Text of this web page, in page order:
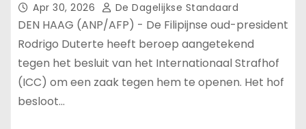
Apr 30, 2026 De Dagelijkse Standaard
DEN HAAG (ANP/AFP) - De Filipijnse oud-president
Rodrigo Duterte heeft beroep aangetekend
tegen het besluit van het Internationaal Strafhof
(ICC) om een zaak tegen hem te openen. Het hof
besloot…